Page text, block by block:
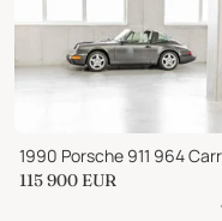
115 900 EUR